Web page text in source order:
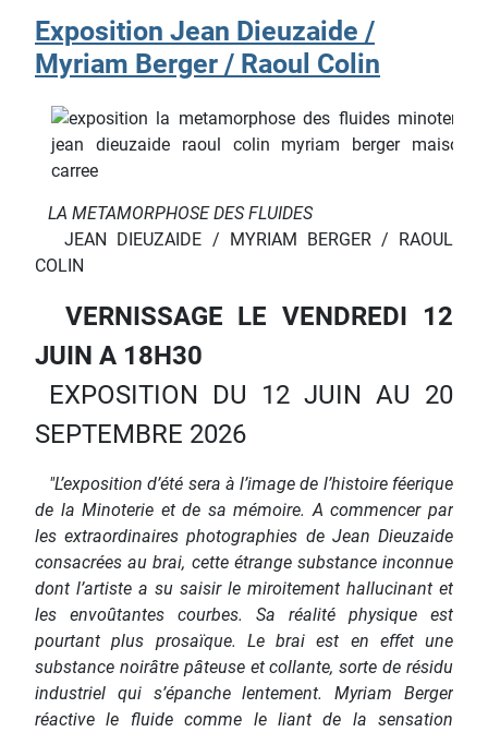
Exposition Jean Dieuzaide /
Myriam Berger / Raoul Colin
LA METAMORPHOSE DES FLUIDES
JEAN DIEUZAIDE / MYRIAM BERGER / RAOUL
COLIN
VERNISSAGE LE VENDREDI 12
JUIN A 18H30
EXPOSITION DU 12 JUIN AU 20
SEPTEMBRE 2026
"L’exposition d’été sera à l’image de l’histoire féerique
de la Minoterie et de sa mémoire. A commencer par
les extraordinaires photographies de Jean Dieuzaide
consacrées au brai, cette étrange substance inconnue
dont l’artiste a su saisir le miroitement hallucinant et
les envoûtantes courbes. Sa réalité physique est
pourtant plus prosaïque. Le brai est en effet une
substance noirâtre pâteuse et collante, sorte de résidu
industriel qui s’épanche lentement. Myriam Berger
réactive le fluide comme le liant de la sensation